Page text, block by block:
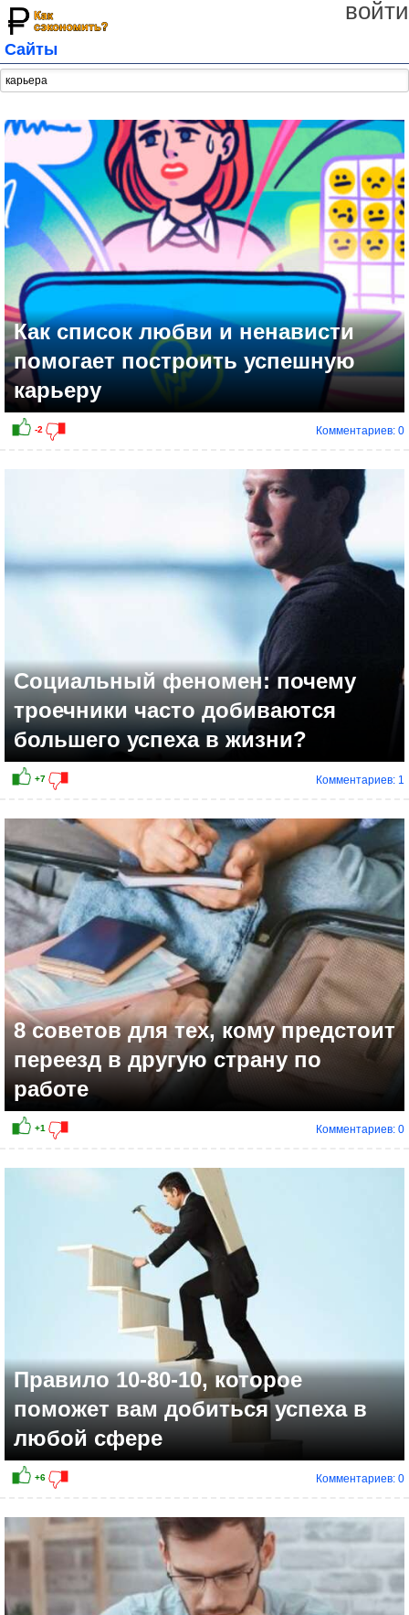
войти
Сайты
Как список любви и ненависти
помогает построить успешную
карьеру
-2
Комментариев: 0
Социальный феномен: почему
троечники часто добиваются
большего успеха в жизни?
+7
Комментариев: 1
8 советов для тех, кому предстоит
переезд в другую страну по
работе
Комментариев: 0
Правило 10-80-10, которое
поможет вам добиться успеха в
любой сфере
Комментариев: 0